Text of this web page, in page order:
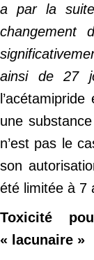
a par la
changement
ainsi de 27
une
n’est pas le
son
été limitée à 7
Toxicité
« lacunaire »